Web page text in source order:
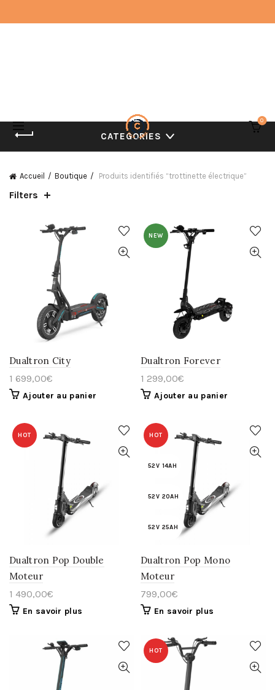
0
CATEGORIES
Accueil Boutique Produits identifiés “trottinette électrique”
Filters
Dualtron City
1 699,00€
Ajouter au panier
NEW
Dualtron Forever
1 299,00€
Ajouter au panier
HOT
Dualtron Pop Double
Moteur
1 490,00€
En savoir plus
HOT
52V 14AH
52V 20AH
52V 25AH
Dualtron Pop Mono
Moteur
799,00€
En savoir plus
HOT